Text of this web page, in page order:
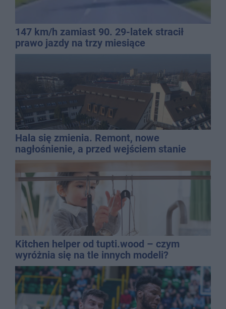
147 km/h zamiast 90. 29-latek stracił
prawo jazdy na trzy miesiące
Hala się zmienia. Remont, nowe
nagłośnienie, a przed wejściem stanie
QEMETICA ARENA
Kitchen helper od tupti.wood – czym
wyróżnia się na tle innych modeli?